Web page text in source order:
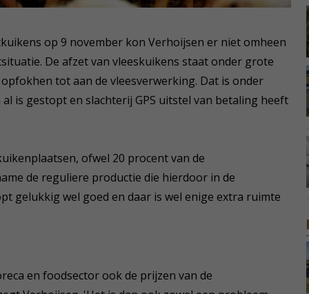
op 9 november kon Verhoijsen er niet omheen
De afzet van vleeskuikens staat onder grote
tot aan de vleesverwerking. Dat is onder
is gestopt en slachterij GPS uitstel van betaling heeft
ofwel 20 procent van de
de reguliere productie die hierdoor in de
gelukkig wel goed en daar is wel enige extra ruimte
en foodsector ook de prijzen van de